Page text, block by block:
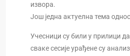
извора.
Још једна актуелна тема
Учесници су били у прилици
сваке сесије урађене су